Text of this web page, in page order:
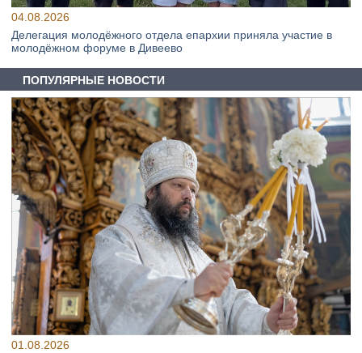
04.08.2026
Делегация молодёжного отдела епархии приняла участие в
молодёжном форуме в Дивеево
ПОПУЛЯРНЫЕ НОВОСТИ
01.08.2026